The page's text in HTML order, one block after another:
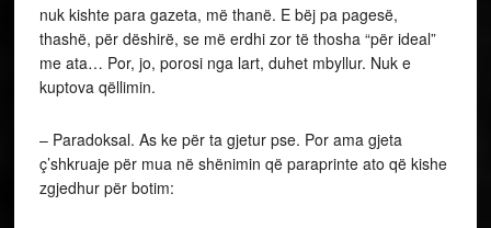
nuk kishte para gazeta, më thanë. E bëj pa pagesë,
thashë, për dëshirë, se më erdhi zor të thosha “për ideal”
me ata… Por, jo, porosi nga lart, duhet mbyllur. Nuk e
kuptova qëllimin.
– Paradoksal. As ke për ta gjetur pse. Por ama gjeta
ç’shkruaje për mua në shënimin që paraprinte ato që kishe
zgjedhur për botim: